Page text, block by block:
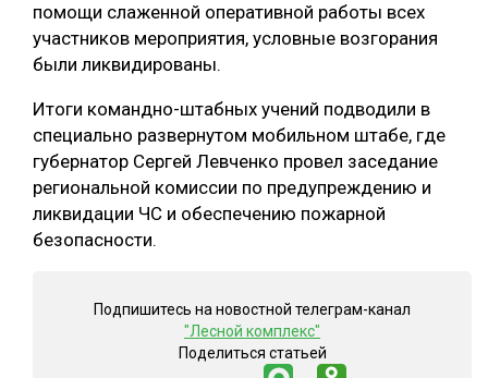
помощи слаженной оперативной работы всех
участников мероприятия, условные возгорания
были ликвидированы.
Итоги командно-штабных учений подводили в
специально развернутом мобильном штабе, где
губернатор Сергей Левченко провел заседание
региональной комиссии по предупреждению и
ликвидации ЧС и обеспечению пожарной
безопасности.
Подпишитесь на новостной телеграм-канал
"Лесной комплекс"
Поделиться статьей